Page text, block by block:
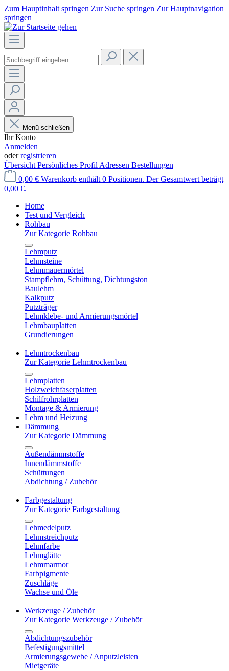
Zum Hauptinhalt springen Zur Suche springen Zur Hauptnavigation
springen
Menü schließen
Ihr Konto
Anmelden
oderregistrieren
Übersicht Persönliches Profil Adressen Bestellungen
0,00 € Warenkorb enthält 0 Positionen. Der Gesamtwert beträgt
0,00 €.
Home
Test und Vergleich
Rohbau
Zur Kategorie Rohbau
Lehmputz
Lehmsteine
Lehmmauermörtel
Stampflehm, Schüttung, Dichtungston
Baulehm
Kalkputz
Putzträger
Lehmklebe- und Armierungsmörtel
Lehmbauplatten
Grundierungen
Lehmtrockenbau
Zur Kategorie Lehmtrockenbau
Lehmplatten
Holzweichfaserplatten
Schilfrohrplatten
Montage & Armierung
Lehm und Heizung
Dämmung
Zur Kategorie Dämmung
Außendämmstoffe
Innendämmstoffe
Schüttungen
Abdichtung / Zubehör
Farbgestaltung
Zur Kategorie Farbgestaltung
Lehmedelputz
Lehmstreichputz
Lehmfarbe
Lehmglätte
Lehmmarmor
Farbpigmente
Zuschläge
Wachse und Öle
Werkzeuge / Zubehör
Zur Kategorie Werkzeuge / Zubehör
Abdichtungszubehör
Befestigungsmittel
Armierungsgewebe / Anputzleisten
Mietgeräte